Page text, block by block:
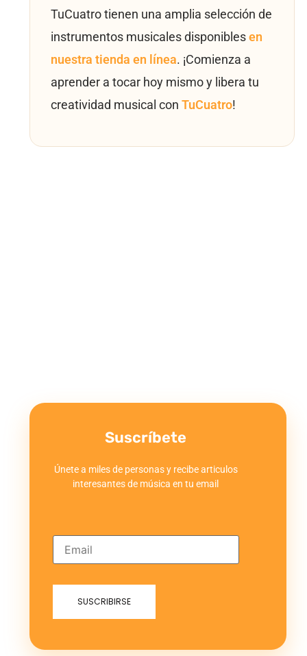
TuCuatro tienen una amplia selección de
instrumentos musicales disponibles en
nuestra tienda en línea. ¡Comienza a
aprender a tocar hoy mismo y libera tu
creatividad musical con TuCuatro!
Suscríbete
Únete a miles de personas y recibe articulos
interesantes de música en tu email